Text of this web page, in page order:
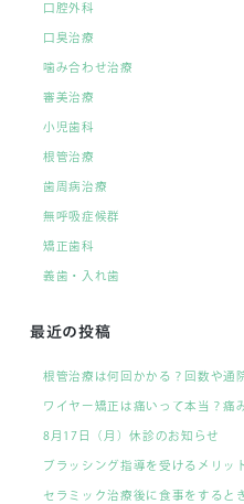
口腔外科
口臭治療
噛み合わせ治療
審美治療
小児歯科
根管治療
歯周病治療
無呼吸症候群
矯正歯科
義歯・入れ歯
最近の投稿
根管治療は何回かかる？回数や通
ワイヤー矯正は痛いって本当？痛
8月17日（月）休診のお知らせ
ブラッシング指導を受けるメリッ
セラミック治療後に食事をすると